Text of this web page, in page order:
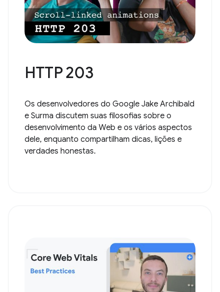
HTTP 203
Os desenvolvedores do Google Jake Archibald
e Surma discutem suas filosofias sobre o
desenvolvimento da Web e os vários aspectos
dele, enquanto compartilham dicas, lições e
verdades honestas.